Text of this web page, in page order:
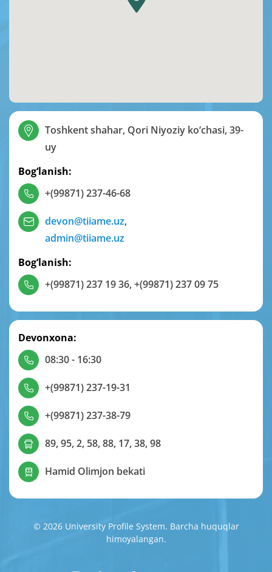
Toshkent shahar, Qori Niyoziy ko‘chasi, 39-
uy
Bog‘lanish:
+(99871) 237-46-68
devon@tiiame.uz,
admin@tiiame.uz
Bog‘lanish:
+(99871) 237 19 36,+(99871) 237 09 75
Devonxona:
08:30 - 16:30
+(99871) 237-19-31
+(99871) 237-38-79
89, 95, 2, 58, 88, 17, 38, 98
Hamid Olimjon bekati
© 2026 University Profile System. Barcha huquqlar
himoyalangan.